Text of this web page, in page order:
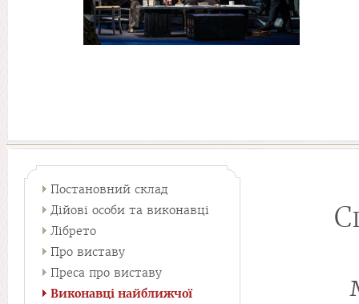
Постановний склад
Дійові особи та виконавці
Лібрето
Про виставу
Преса про виставу
Виконавці найближчої